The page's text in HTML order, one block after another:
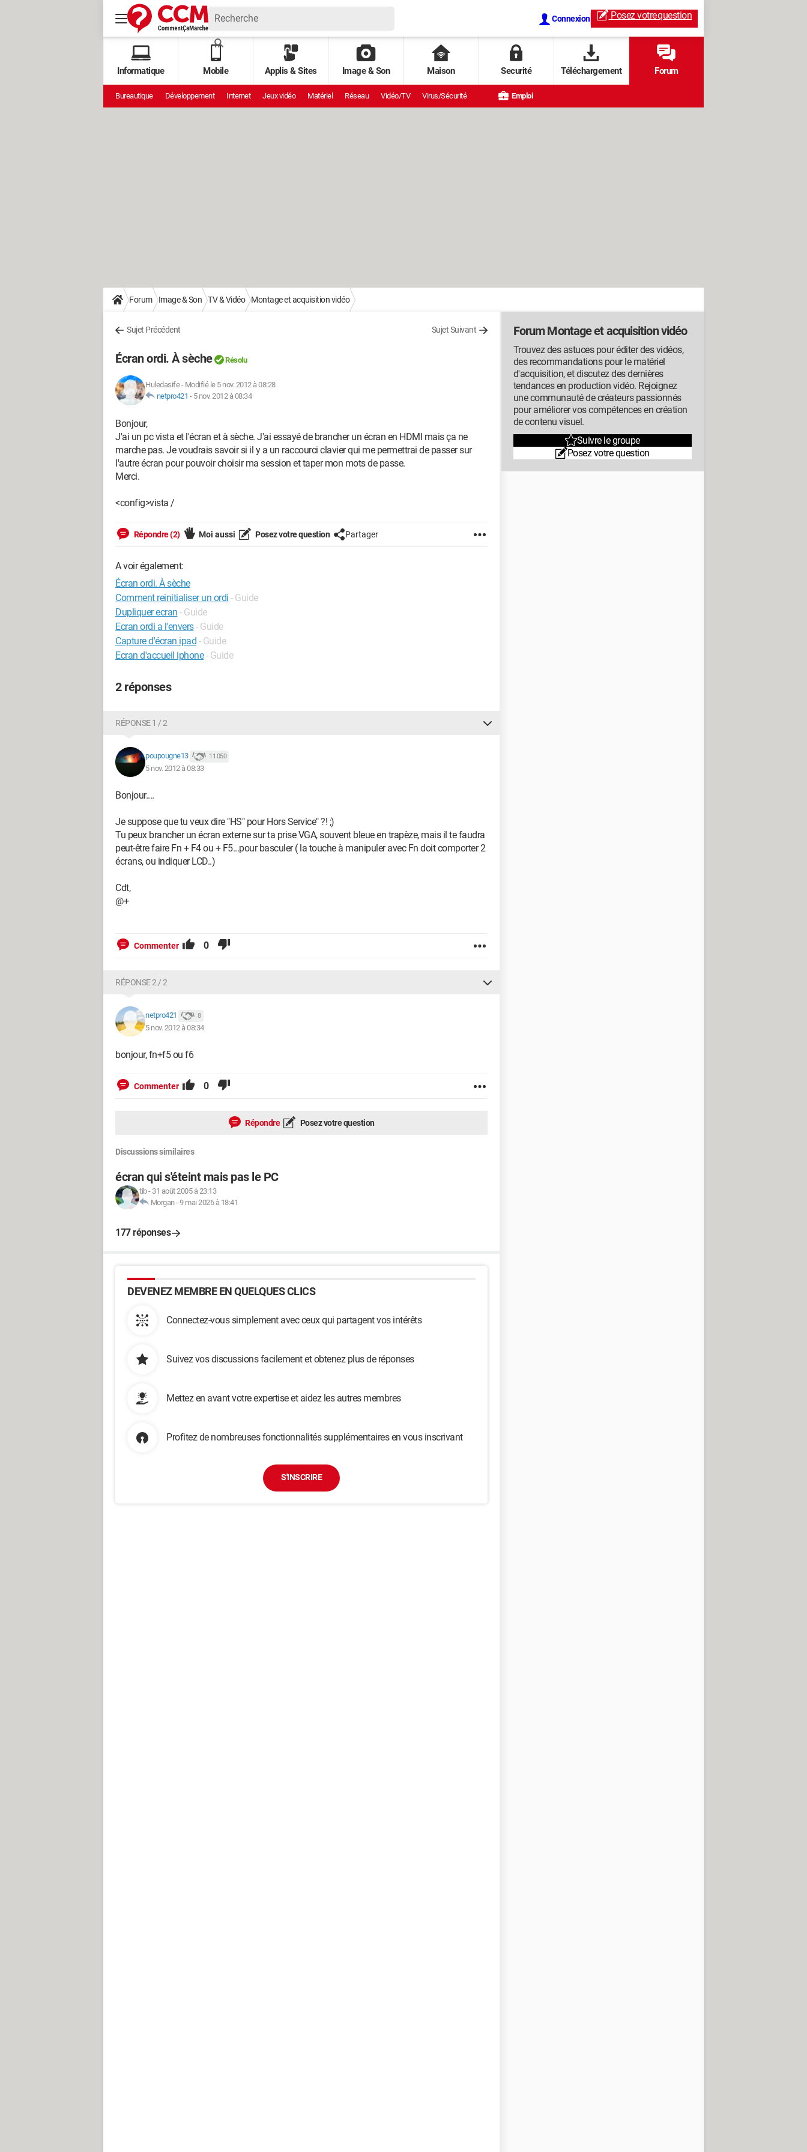
Connexion Posez votrequestion
Informatique Mobile Applis & Sites Image & Son Maison Securité Téléchargement Forum
Bureautique Développement Internet Jeux vidéo Matériel Réseau Vidéo/TV Virus/Sécurité Emploi
Forum Image & Son TV & Vidéo Montage et acquisition vidéo
Sujet Précédent Sujet Suivant
Écran ordi. À sèche Résolu
Huledasife- Modifié le 5 nov. 2012 à 08:28
netpro421 - 5 nov. 2012 à 08:34
Bonjour,
J'ai un pc vista et l'écran et à sèche. J'ai essayé de brancher un écran en HDMI mais ça ne
marche pas. Je voudrais savoir si il y a un raccourci clavier qui me permettrai de passer sur
l'autre écran pour pouvoir choisir ma session et taper mon mots de passe.
Merci.
<config>vista /
Répondre (2) Moi aussi Posez votre question Partager
A voir également:
Écran ordi. À sèche
Comment reinitialiser un ordi - Guide
Dupliquer ecran - Guide
Ecran ordi a l'envers- Guide
Capture d'écran ipad - Guide
Ecran d'accueil iphone - Guide
2 réponses
RÉPONSE 1 / 2
poupougne13 11 050
5 nov. 2012 à 08:33
Bonjour....
Je suppose que tu veux dire "HS" pour Hors Service" ?! ;)
Tu peux brancher un écran externe sur ta prise VGA, souvent bleue en trapèze, mais il te faudra
peut-être faire Fn + F4 ou + F5...pour basculer ( la touche à manipuler avec Fn doit comporter 2
écrans, ou indiquer LCD..)
Cdt,
@+
Commenter 0
RÉPONSE 2 / 2
netpro421 8
5 nov. 2012 à 08:34
bonjour, fn+f5 ou f6
Commenter 0
Répondre Posez votre question
Discussions similaires
écran qui s'éteint mais pas le PC
tib- 31 août 2005 à 23:13
Morgan-9 mai 2026 à 18:41
177 réponses
DEVENEZ MEMBRE EN QUELQUES CLICS
Connectez-vous simplement avec ceux qui partagent vos intérêts
Suivez vos discussions facilement et obtenez plus de réponses
Mettez en avant votre expertise et aidez les autres membres
Profitez de nombreuses fonctionnalités supplémentaires en vous inscrivant
S'INSCRIRE
Forum Montage et acquisition vidéo
Trouvez des astuces pour éditer des vidéos,
des recommandations pour le matériel
d'acquisition, et discutez des dernières
tendances en production vidéo. Rejoignez
une communauté de créateurs passionnés
pour améliorer vos compétences en création
de contenu visuel.
Suivre le groupe
Posez votre question